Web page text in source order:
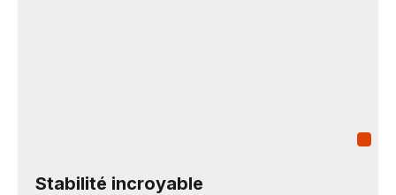
Stabilité incroyable